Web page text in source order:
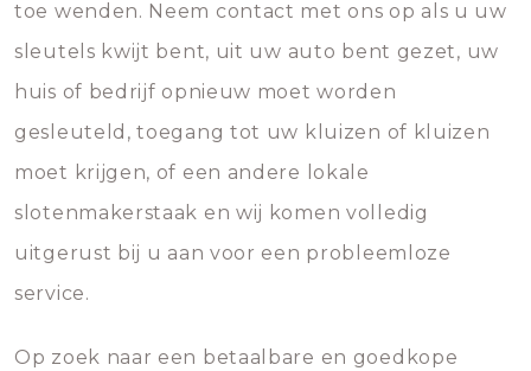
toe wenden. Neem contact met ons op als u uw
sleutels kwijt bent, uit uw auto bent gezet, uw
huis of bedrijf opnieuw moet worden
gesleuteld, toegang tot uw kluizen of kluizen
moet krijgen, of een andere lokale
slotenmakerstaak en wij komen volledig
uitgerust bij u aan voor een probleemloze
service.
Op zoek naar een betaalbare en goedkope